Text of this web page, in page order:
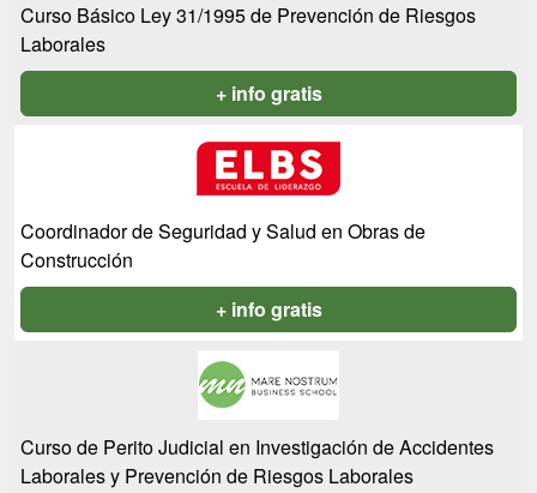
Curso Básico Ley 31/1995 de Prevención de Riesgos
Laborales
+ info gratis
Coordinador de Seguridad y Salud en Obras de
Construcción
+ info gratis
Curso de Perito Judicial en Investigación de Accidentes
Laborales y Prevención de Riesgos Laborales